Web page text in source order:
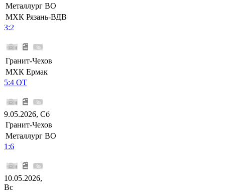
Металлург ВО
МХК Рязань-ВДВ
3:2
Гранит-Чехов
МХК Ермак
5:4 ОТ
9.05.2026, Сб
Гранит-Чехов
Металлург ВО
1:6
10.05.2026,
Вс